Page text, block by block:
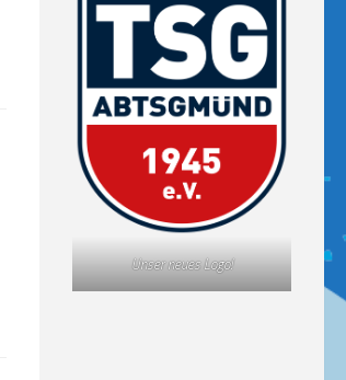
Unser neues Logo!